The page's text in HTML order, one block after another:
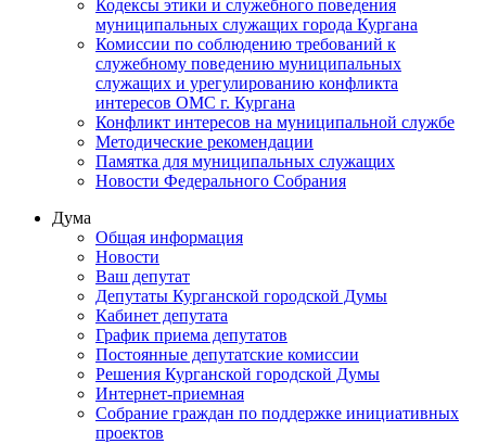
Кодексы этики и служебного поведения
муниципальных служащих города Кургана
Комиссии по соблюдению требований к
служебному поведению муниципальных
служащих и урегулированию конфликта
интересов ОМС г. Кургана
Конфликт интересов на муниципальной службе
Методические рекомендации
Памятка для муниципальных служащих
Новости Федерального Cобрания
Дума
Общая информация
Новости
Ваш депутат
Депутаты Курганской городской Думы
Кабинет депутата
График приема депутатов
Постоянные депутатские комиссии
Решения Курганской городской Думы
Интернет-приемная
Собрание граждан по поддержке инициативных
проектов